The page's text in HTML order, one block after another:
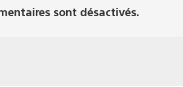
sont désactivés.